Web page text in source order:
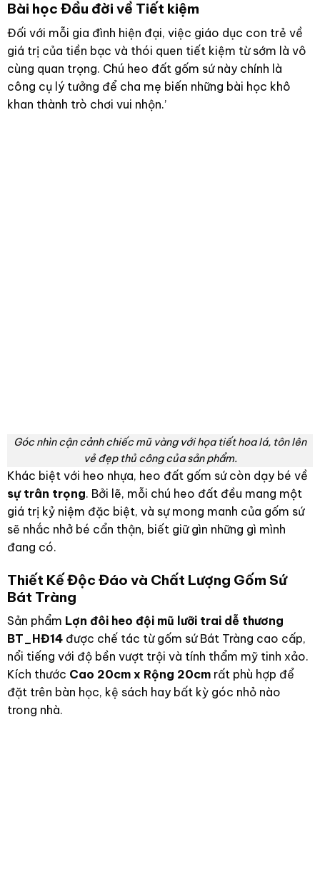
Bài học Đầu đời về Tiết kiệm
Đối với mỗi gia đình hiện đại, việc giáo dục con trẻ về
giá trị của tiền bạc và thói quen tiết kiệm từ sớm là vô
cùng quan trọng. Chú heo đất gốm sứ này chính là
công cụ lý tưởng để cha mẹ biến những bài học khô
khan thành trò chơi vui nhộn.’
Góc nhìn cận cảnh chiếc mũ vàng với họa tiết hoa lá, tôn lên
vẻ đẹp thủ công của sản phẩm.
Khác biệt với heo nhựa, heo đất gốm sứ còn dạy bé về
sự trân trọng. Bởi lẽ, mỗi chú heo đất đều mang một
giá trị kỷ niệm đặc biệt, và sự mong manh của gốm sứ
sẽ nhắc nhở bé cẩn thận, biết giữ gìn những gì mình
đang có.
Thiết Kế Độc Đáo và Chất Lượng Gốm Sứ
Bát Tràng
Sản phẩm Lợn đôi heo đội mũ lưỡi trai dễ thương
BT_HĐ14được chế tác từ gốm sứ Bát Tràng cao cấp,
nổi tiếng với độ bền vượt trội và tính thẩm mỹ tinh xảo.
Kích thước Cao 20cm x Rộng 20cmrất phù hợp để
đặt trên bàn học, kệ sách hay bất kỳ góc nhỏ nào
trong nhà.